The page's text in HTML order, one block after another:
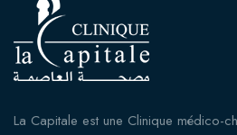
La Capitale est une Clinique médico-